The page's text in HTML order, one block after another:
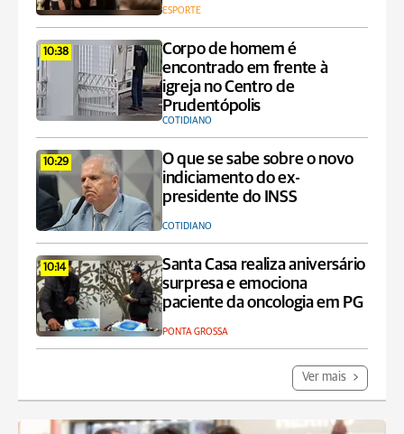
ESPORTE
10:38
Corpo de homem é
encontrado em frente à
igreja no Centro de
Prudentópolis
COTIDIANO
10:29
O que se sabe sobre o novo
indiciamento do ex-
presidente do INSS
COTIDIANO
10:14
Santa Casa realiza aniversário
surpresa e emociona
paciente da oncologia em PG
PONTA GROSSA
Ver mais